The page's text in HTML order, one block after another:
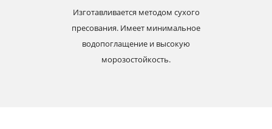
Изготавливается методом сухого
пресования. Имеет минимальное
водопоглащение и высокую
морозостойкость.